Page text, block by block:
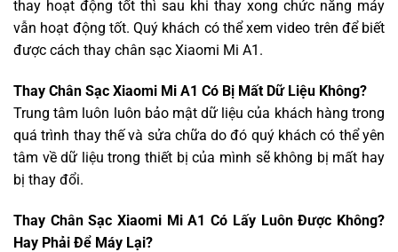
thay hoạt động tốt thì sau khi thay xong chức năng máy
vẫn hoạt động tốt. Quý khách có thể xem video trên để biết
được cách thay chân sạc Xiaomi Mi A1.
Thay Chân Sạc Xiaomi Mi A1 Có Bị Mất Dữ Liệu Không?
Trung tâm luôn luôn bảo mật dữ liệu của khách hàng trong
quá trình thay thế và sửa chữa do đó quý khách có thể yên
tâm về dữ liệu trong thiết bị của mình sẽ không bị mất hay
bị thay đổi.
Thay Chân Sạc Xiaomi Mi A1 Có Lấy Luôn Được Không?
Hay Phải Để Máy Lại?